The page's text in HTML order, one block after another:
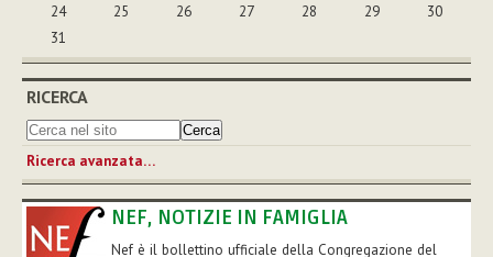
24
25 26 27 28 29
30
31
RICERCA
Ricerca avanzata…
NEF, NOTIZIE IN FAMIGLIA
Nef è il bollettino ufficiale della Congregazione del